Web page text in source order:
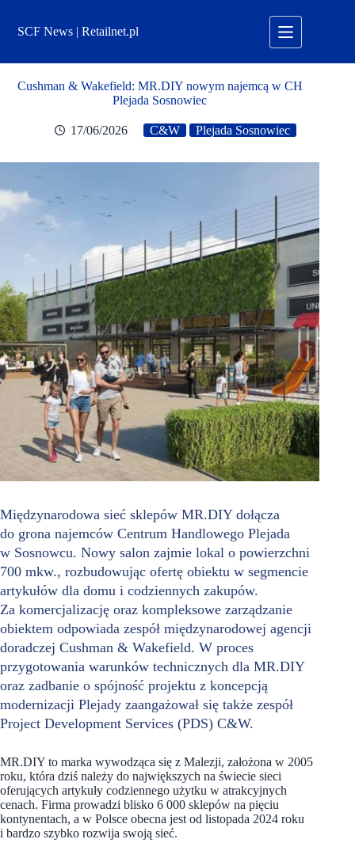
treściSCF News | Retailnet.pl
Cushman & Wakefield: MR.DIY nowym najemcą w CH
Plejada Sosnowiec
17/06/2026 C&W Plejada Sosnowiec
Międzynarodowa sieć sklepów MR.DIY dołącza
do grona najemców Centrum Handlowego Plejada
w Sosnowcu. Nowy salon zajmie lokal o powierzchni
700 mkw., rozbudowując ofertę obiektu w segmencie
artykułów dla domu i codziennych zakupów.
Za komercjalizację oraz kompleksowe zarządzanie
obiektem odpowiada zespół międzynarodowej agencji
doradczej Cushman & Wakefield. W proces
przygotowania warunków technicznych dla MR.DIY
oraz zadbanie o spójność projektu z koncepcją
modernizacji Plejady zaangażował się także zespół
Project Development Services (PDS) C&W.
MR.DIY to marka wywodząca się z Malezji, założona w 2005
roku, która dziś należy do największych na świecie sieci
oferujących artykuły codziennego użytku w atrakcyjnych
cenach. Firma prowadzi blisko 6 000 sklepów na pięciu
kontynentach, a w Polsce obecna jest od listopada 2024 roku
i bardzo szybko rozwija swoją sieć.